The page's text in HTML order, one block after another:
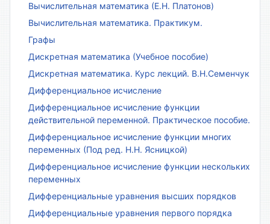
Вычислительная математика (Е.Н. Платонов)
Вычислительная математика. Практикум.
Графы
Дискретная математика (Учебное пособие)
Дискретная математика. Курс лекций. В.Н.Семенчук
Дифференциальное исчисление
Дифференциальное исчисление функции
действительной переменной. Практическое пособие.
Дифференциальное исчисление функции многих
переменных (Под ред. Н.Н. Ясницкой)
Дифференциальное исчисление функции нескольких
переменных
Дифференциальные уравнения высших порядков
Дифференциальные уравнения первого порядка